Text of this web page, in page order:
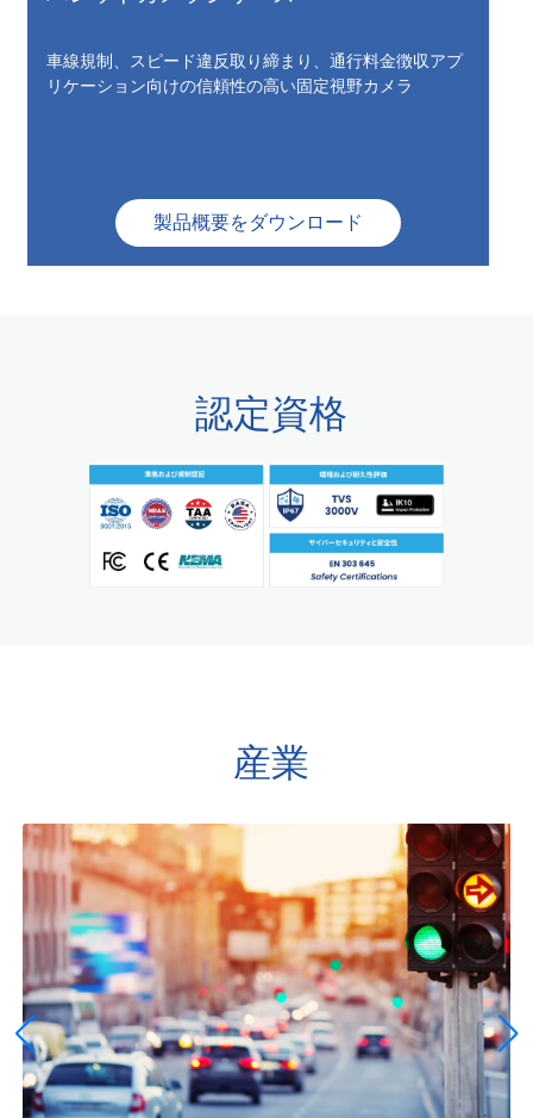
車線規制、スピード違反取り締まり、通行料金徴収アプ
リケーション向けの信頼性の高い固定視野カメラ
製品概要をダウンロード
認定資格
産業